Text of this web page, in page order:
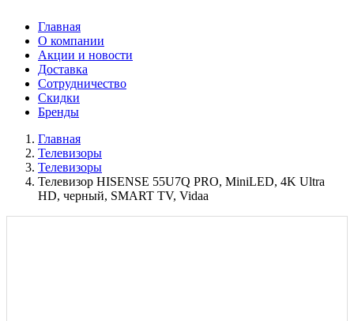
Главная
О компании
Акции и новости
Доставка
Сотрудничество
Скидки
Бренды
Главная
Телевизоры
Телевизоры
Телевизор HISENSE 55U7Q PRO, MiniLED, 4K Ultra
HD, черный, SMART TV, Vidaa